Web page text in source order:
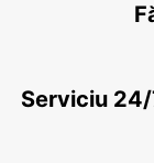
Serviciu